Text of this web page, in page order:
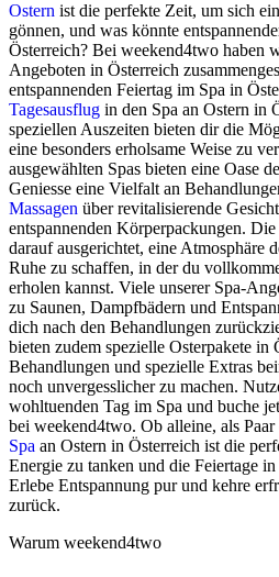
Ostern ist die perfekte Zeit, um sich
gönnen, und was könnte
Österreich? Bei weekend4two haben
Angeboten in Österreich
entspannenden Feiertag im Spa in
Tagesausflug in den Spa an Ostern in
speziellen Auszeiten bieten dir die
eine besonders erholsame Weise zu
ausgewählten Spas bieten eine Oase
Geniesse eine Vielfalt an
Massagen über revitalisierende
entspannenden Körperpackungen.
darauf ausgerichtet, eine Atmosphäre
Ruhe zu schaffen, in der du
erholen kannst. Viele unserer Spa-
zu Saunen, Dampfbädern und
dich nach den Behandlungen
bieten zudem spezielle Osterpakete in
Behandlungen und spezielle Extras
noch unvergesslicher zu machen.
wohltuenden Tag im Spa und buche
bei weekend4two. Ob alleine, als
Spa an Ostern in Österreich ist die
Energie zu tanken und die Feiertage
Erlebe Entspannung pur und kehre
zurück.
Warum weekend4two